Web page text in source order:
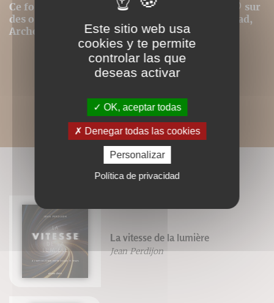
Ce format peut être lu par le logiciel Acrobat © sur
des ordinateurs ou tablettes tactiles de type iPad,
Archos, Asus ou autres.
LIVRES ASSOCIÉS
La vitesse de la lumière
Jean Perdijon
Este sitio web usa
cookies y te permite
controlar las que
deseas activar
OK, aceptar todas
Denegar todas las cookies
Personalizar
Política de privacidad